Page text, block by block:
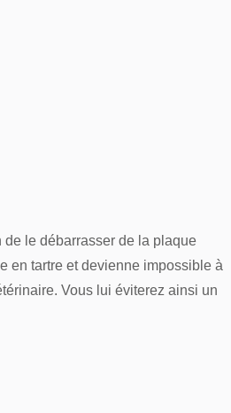
de le débarrasser de la plaque
en tartre et devienne impossible à
Vous lui éviterez ainsi un